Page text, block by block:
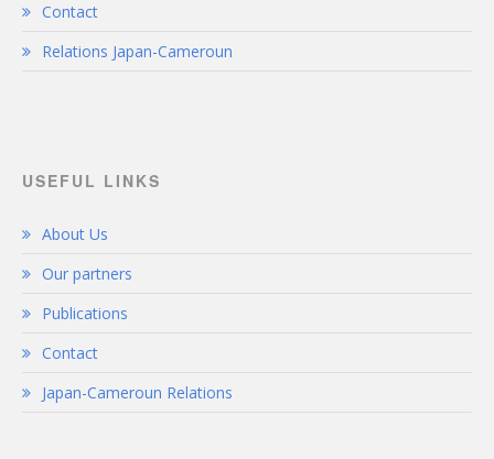
Contact
Relations Japan-Cameroun
USEFUL LINKS
About Us
Our partners
Publications
Contact
Japan-Cameroun Relations